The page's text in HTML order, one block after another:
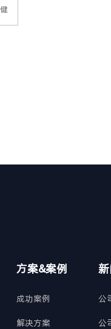
方案&案例
成功案例
解决方案
公
公